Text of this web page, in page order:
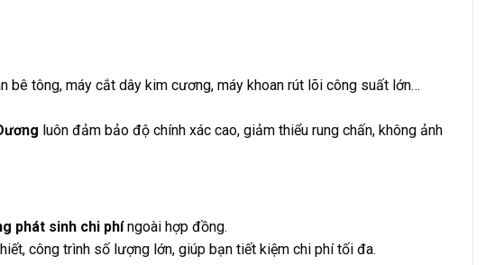
bê tông, máy cắt dây kim cương, máy khoan rút lõi công suất lớn…
luôn đảm bảo độ chính xác cao, giảm thiểu rung chấn, không ảnh
phát sinh chi phíngoài hợp đồng.
công trình số lượng lớn, giúp bạn tiết kiệm chi phí tối đa.